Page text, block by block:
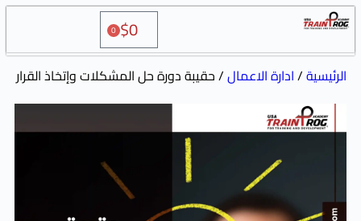
الاعمال/ حقيبة دورة حل المشكلات وإتخاذ القرار